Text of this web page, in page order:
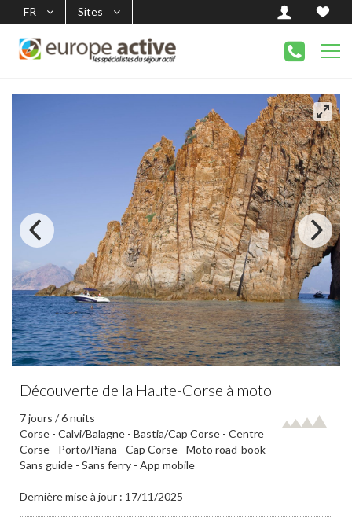
FR Sites
Découverte de la Haute-Corse à moto
7 jours / 6 nuits
Corse - Calvi/Balagne - Bastia/Cap Corse - Centre
Corse - Porto/Piana - Cap Corse - Moto road-book
Sans guide - Sans ferry - App mobile
Dernière mise à jour : 17/11/2025